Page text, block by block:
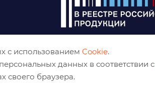
с использованием Cookie.
данных в соответствии с
своего браузера.